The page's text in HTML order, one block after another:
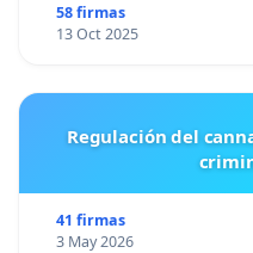
58 firmas
13 Oct 2025
Regulación del
41 firmas
3 May 2026